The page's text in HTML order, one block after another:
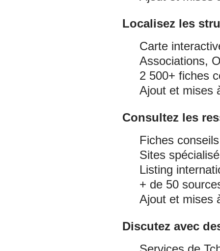
Localisez les
Carte
Associations,
2 500+ fiches
Ajout et mises
Consultez les
Fiches conseils
Sites
Listing
+ de 50
Ajout et mises
Discutez avec